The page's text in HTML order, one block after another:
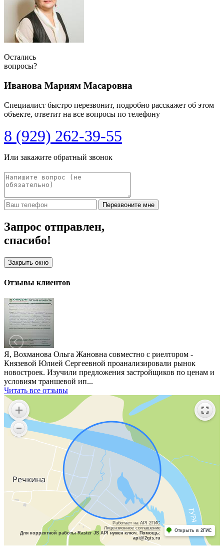
Остались
вопросы?
Иванова Мариям Масаровна
Специалист быстро перезвонит, подробно расскажет об этом
объекте, ответит на все вопросы по телефону
8 (929) 262-39-55
Или закажите обратный звонок
Перезвоните мне
Запрос отправлен,
спасибо!
Закрыть окно
Отзывы клиентов
Я, Вохманова Ольга Жановна совместно с риелтором -
Князевой Юлией Сергеевной проанализировали рынок
новостроек. Изучили предложения застройщиков по ценам и
условиям траншевой ип...
Читать все отзывы
Работает на API 2ГИС
Лицензионное соглашение
Для корректной работы Raster JS API нужен ключ. Помощь:
api@2gis.ru
Открыть в 2ГИС